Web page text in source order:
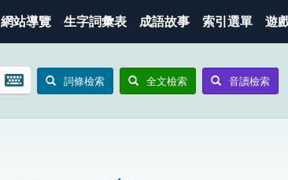
網站導覽 生字詞彙表 成語故事 索引選單 遊
開
鍵
詞條檢索 全文檢索 音讀檢索